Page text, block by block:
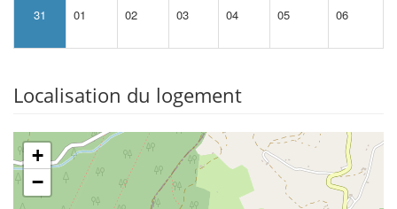
31 01 02 03 04 05 06
Localisation du logement
+
−